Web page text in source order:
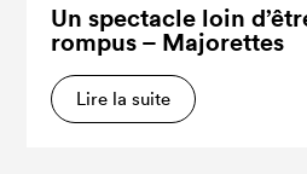
Un spectacle loin
rompus – Majorettes
Lire la suite